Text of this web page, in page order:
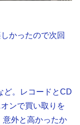
かったので次回
ど。レコードとCD
ンで買い取りを
意外と高かったか